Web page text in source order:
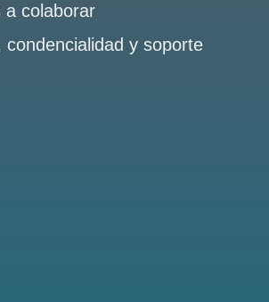
a colaborar
y soporte